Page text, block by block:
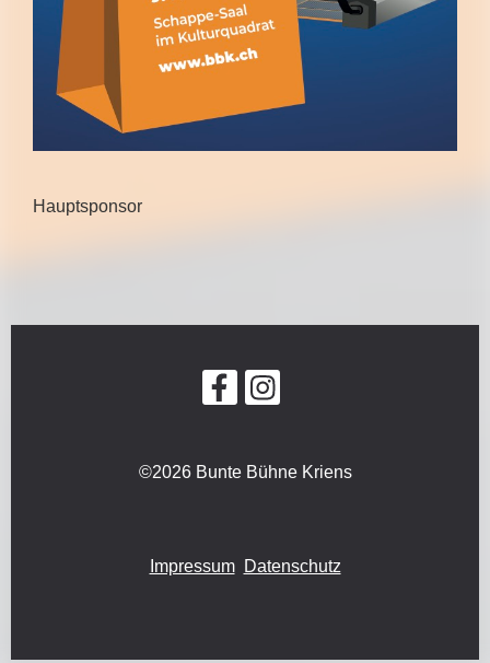
Hauptsponsor
©2026 Bunte Bühne Kriens
Impressum Datenschutz